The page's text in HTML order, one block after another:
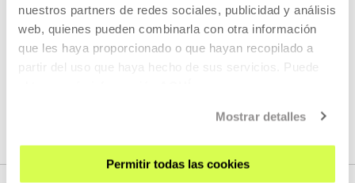
nuestros partners de redes sociales, publicidad y análisis
web, quienes pueden combinarla con otra información
que les haya proporcionado o que hayan recopilado a
partir del uso que haya hecho de sus servicios. Puede
Mostrar detalles
Permitir todas las cookies
SEE